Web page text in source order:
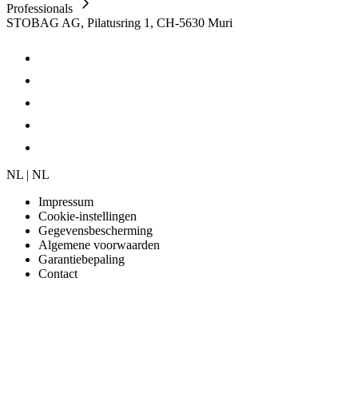
Professionals
STOBAG AG, Pilatusring 1, CH-5630 Muri
NL | NL
Impressum
Cookie-instellingen
Gegevensbescherming
Algemene voorwaarden
Garantiebepaling
Contact